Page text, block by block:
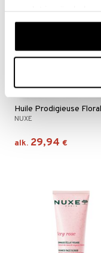
våra cookies vid
Saatavana useana
NUXE
alk. 29,94 €